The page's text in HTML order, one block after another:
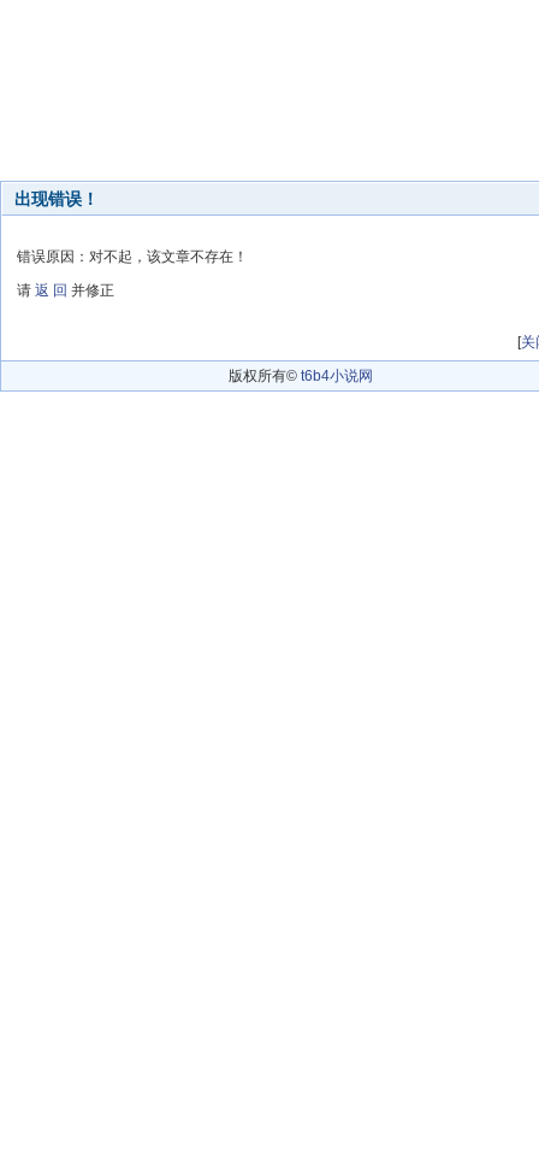
出现错误！
错误原因：对不起，该文章不存在！
请 返 回 并修正
[关
版权所有© t6b4小说网